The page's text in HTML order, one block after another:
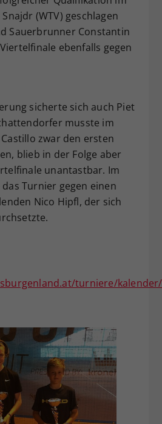
(WTV) geschlagen
Sauerbrunner Constantin
ebenfalls gegen
sicherte sich auch Piet
musste im
zwar den ersten
blieb in der Folge aber
unantastbar. Im
Turnier gegen einen
Nico Hipfl, der sich
turniere/